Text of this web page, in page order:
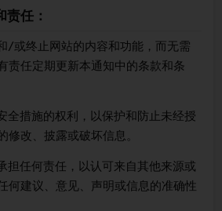
任：
/或终止网站的内容和功能，而无需
责任定期更新本通知中的条款和条
全措施的权利，以保护和防止未经授
修改、披露或破坏信息。
担任何责任，以认可来自其他来源或
何建议、意见、声明或信息的准确性